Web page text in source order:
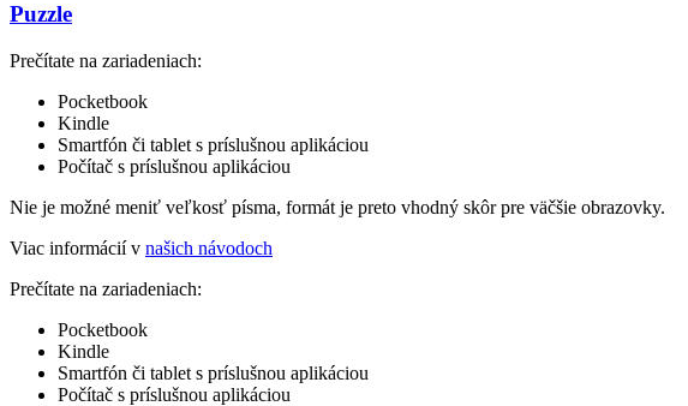
Puzzle
Prečítate na zariadeniach:
Pocketbook
Kindle
Smartfón či tablet s príslušnou aplikáciou
Počítač s príslušnou aplikáciou
Nie je možné meniť veľkosť písma, formát je preto vhodný skôr pre väčšie obrazovky.
Viac informácií v našich návodoch
Prečítate na zariadeniach:
Pocketbook
Kindle
Smartfón či tablet s príslušnou aplikáciou
Počítač s príslušnou aplikáciou